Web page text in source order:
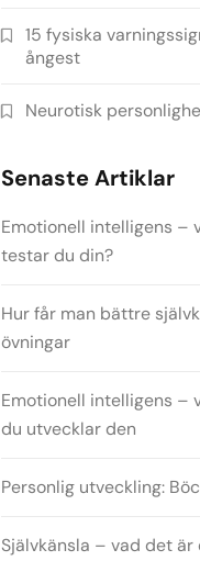
15 fysiska
ångest
Neurotisk
Senaste Artiklar
Emotionell intelligens –
testar du din?
Hur får man bättre
övningar
Emotionell intelligens –
du utvecklar den
Personlig utveckling:
Självkänsla – vad det